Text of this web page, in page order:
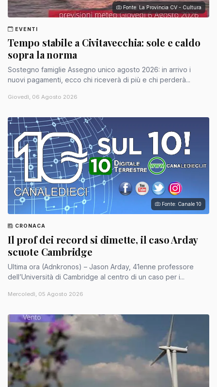
Fonte: La Provincia CV - Cultura
EVENTI
Tempo stabile a Civitavecchia: sole e caldo
sopra la norma
Sostegno famiglie Assegno unico agosto 2026: in arrivo i
nuovi pagamenti, ecco chi riceverà di più e chi perderà...
Giovedì, 06 Agosto 2026
Fonte: Canale 10
CRONACA
Il prof dei record si dimette, il caso Arday
scuote Cambridge
Ultima ora (Adnkronos) – Jason Arday, 41enne professore
dell’Università di Cambridge al centro di un caso per i...
Mercoledì, 05 Agosto 2026